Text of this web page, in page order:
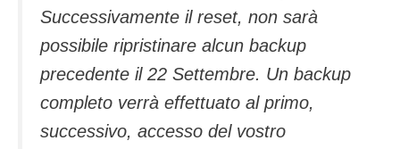
Successivamente il reset, non sarà
possibile ripristinare alcun backup
precedente il 22 Settembre. Un backup
completo verrà effettuato al primo,
successivo, accesso del vostro